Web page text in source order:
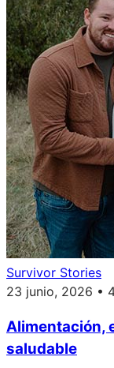
Survivor Stories
23 junio, 2026 •
Alimentación,
saludable